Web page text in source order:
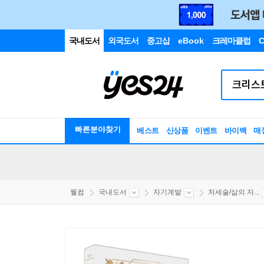
국내도서 외국도서 중고샵 eBook 크레마클럽
빠른분야찾기 베스트 신상품 이벤트 바이백 매
웰컴 국내도서 자기계발 처세술/삶의 자...